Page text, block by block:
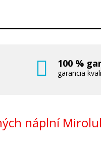
100 %
garancia
náplní